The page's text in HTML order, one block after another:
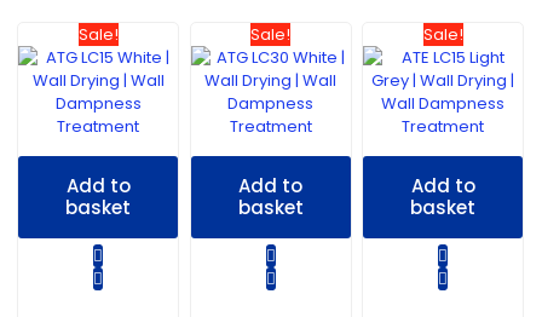
Sale!
Add to
basket
Sale!
Add to
basket
Sale!
Add to
basket